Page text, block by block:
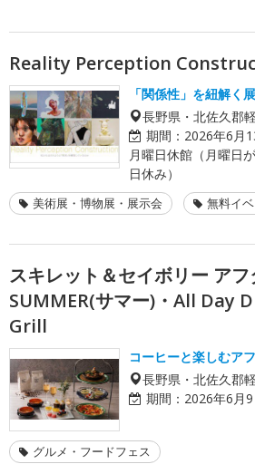
Reality Perception
「関係性」を紐解く
長野県・北佐久郡
期間： 2026年6月
月曜日休館（月曜日
日休み）
美術展・博物展・展示会 無料イ
スキレット＆セイボリー ア
SUMMER(サマー)・All Day
Grill
コーヒーと楽しむア
長野県・北佐久郡
期間： 2026年6月
グルメ・フードフェス